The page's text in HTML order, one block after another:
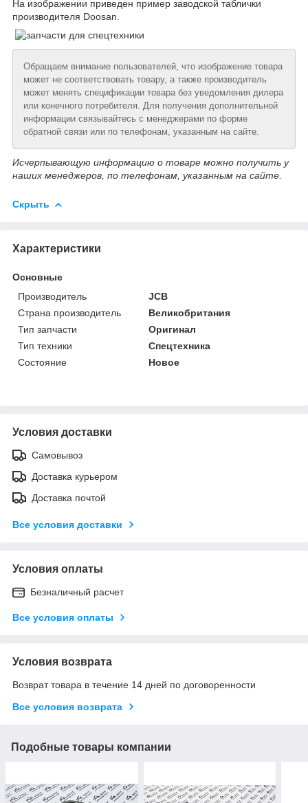
На изображении приведен пример заводской таблички
производителя Doosan.
Обращаем внимание пользователей, что изображение товара
может не соответствовать товару, а также производитель
может менять спецификации товара без уведомления дилера
или конечного потребителя. Для получения дополнительной
информации связывайтесь с менеджерами по форме
обратной связи или по телефонам, указанным на сайте.
Исчерпывающую информацию о товаре можно получить у
наших менеджеров, по телефонам, указанным на сайте.
Скрыть
Характеристики
Основные
Производитель
JCB
Страна производитель
Великобритания
Тип запчасти
Оригинал
Тип техники
Спецтехника
Состояние
Новое
Условия доставки
Самовывоз
Доставка курьером
Доставка почтой
Все условия доставки
Условия оплаты
Безналичный расчет
Все условия оплаты
Условия возврата
Возврат товара в течение 14 дней по договоренности
Все условия возврата
Подобные товары компании